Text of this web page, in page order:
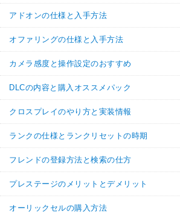
アドオンの仕様と入手方法
オファリングの仕様と入手方法
カメラ感度と操作設定のおすすめ
DLCの内容と購入オススメパック
クロスプレイのやり方と実装情報
ランクの仕様とランクリセットの時期
フレンドの登録方法と検索の仕方
プレステージのメリットとデメリット
オーリックセルの購入方法